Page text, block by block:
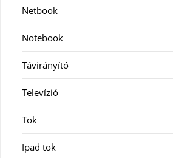
Netbook
Notebook
Távirányító
Televízió
Tok
Ipad tok